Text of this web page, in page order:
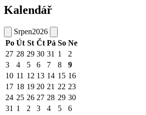
Kalendář
Srpen2026
Po Út St Čt Pá So Ne
27 28 29 30 31 1
2
3
4 5 6 7 8
9
10 11 12 13 14 15 16
17 18 19 20 21 22 23
24 25 26 27 28 29 30
31 1 2 3 4 5 6